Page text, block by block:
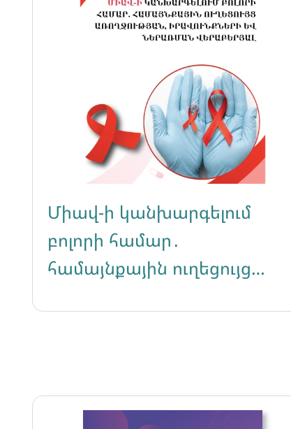
Միավ-ի կանխարգելում
բոլորի համար․
համայնքային ուղեցույց